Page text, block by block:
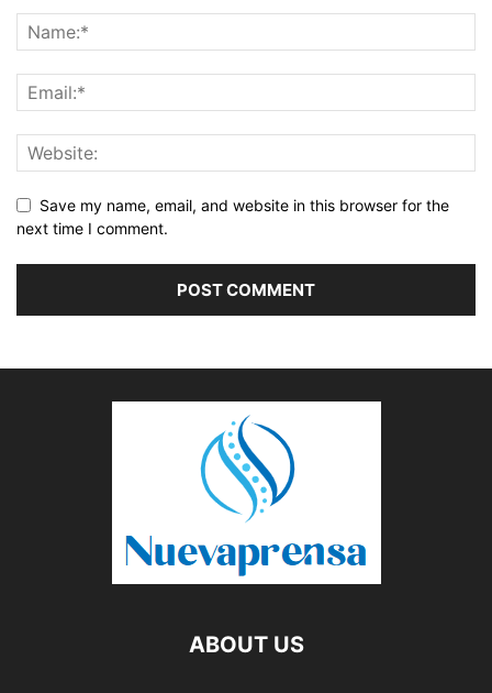
Save my name, email, and website in this browser for the
next time I comment.
ABOUT US